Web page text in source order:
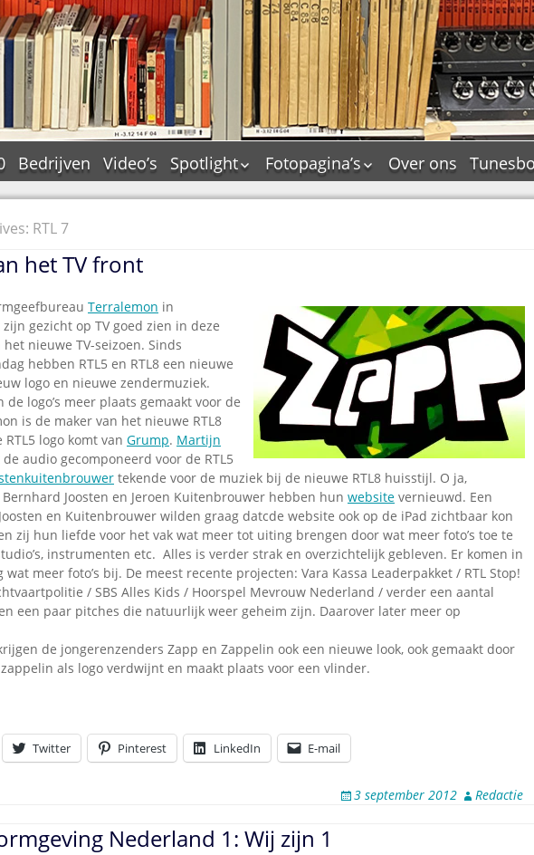
Bedrijven Video’s
Spotlight
De Tourflitsjingle –
Ferry Maat 65
Ferry Maat interview
Jingle Awards
Jingle NIEUW
Omroepbanden
Stoomfluit Klaas
Vaak
Uitvinding
jinglecassette
Fotopagina’s
JAM in pictures
Top Format in
pictures
Dik Voormekaar in
foto’s
Over ons
RTL 7
het TV front
Terralemon in
gezicht op TV goed zien in deze
nieuwe TV-seizoen. Sinds
hebben RTL5 en RTL8 een nieuwe
logo en nieuwe zendermuziek.
de logo’s meer plaats gemaakt voor de
is de maker van het nieuwe RTL8
logo komt van Grump. Martijn
audio gecomponeerd voor de RTL5
tekende voor de muziek bij de nieuwe RTL8 huisstijl. O ja,
Joosten en Jeroen Kuitenbrouwer hebben hun website vernieuwd. Een
en Kuitenbrouwer wilden graag datcde website ook op de iPad zichtbaar kon
zij hun liefde voor het vak wat meer tot uiting brengen door wat meer foto’s toe te
instrumenten etc. Alles is verder strak en overzichtelijk gebleven. Er komen in
wat meer foto’s bij. De meest recente projecten: Vara Kassa Leaderpakket / RTL Stop!
/ SBS Alles Kids / Hoorspel Mevrouw Nederland / verder een aantal
een paar pitches die natuurlijk weer geheim zijn. Daarover later meer op
de jongerenzenders Zapp en Zappelin ook een nieuwe look, ook gemaakt door
als logo verdwijnt en maakt plaats voor een vlinder.
Twitter Pinterest LinkedIn E-mail
3 september 2012 Redactie
Nederland 1: Wij zijn 1